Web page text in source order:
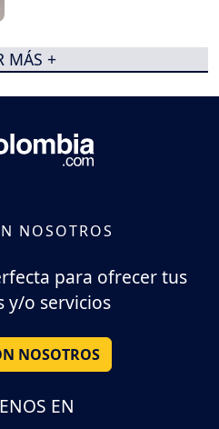
MÁS +
NOSOTROS
para ofrecer tus
y/o servicios
NOSOTROS
EN